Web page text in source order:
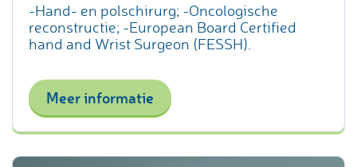
-Hand- en polschirurg; -Oncologische
reconstructie; -European Board Certified
hand and Wrist Surgeon (FESSH).
Meer informatie